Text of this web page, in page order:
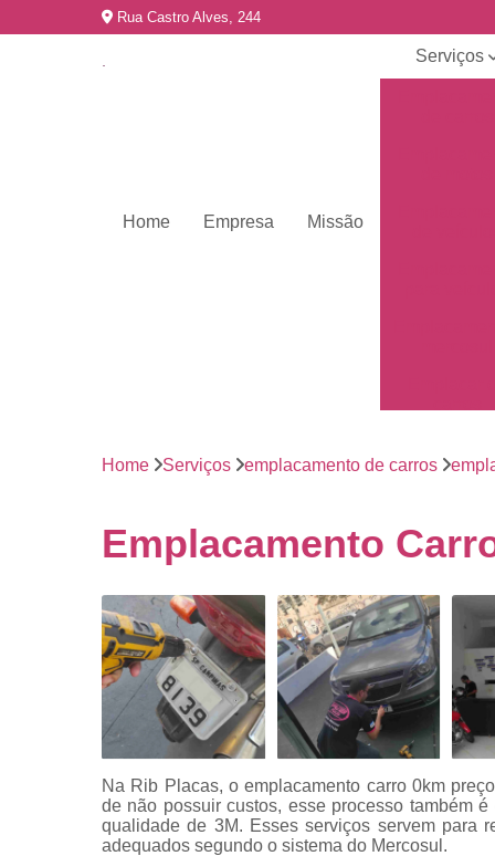
Rua Castro Alves, 244
Home Empresa Missão
Serviços
Placa de
Placas
Placas de
Placas
veículo
Placas
Placas
mercosul
Home Serviços emplacamento de carros
Emplacamento
Na Rib Placas, o emplacamento carro 0km
de não possuir custos, esse processo também
qualidade de 3M. Esses serviços servem para
adequados segundo o sistema do Mercosul.